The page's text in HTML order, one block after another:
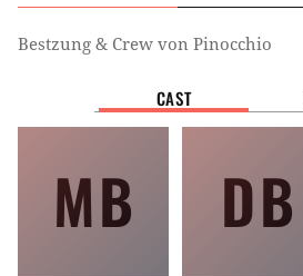
Bestzung & Crew von Pinocchio
CAST
MB DB